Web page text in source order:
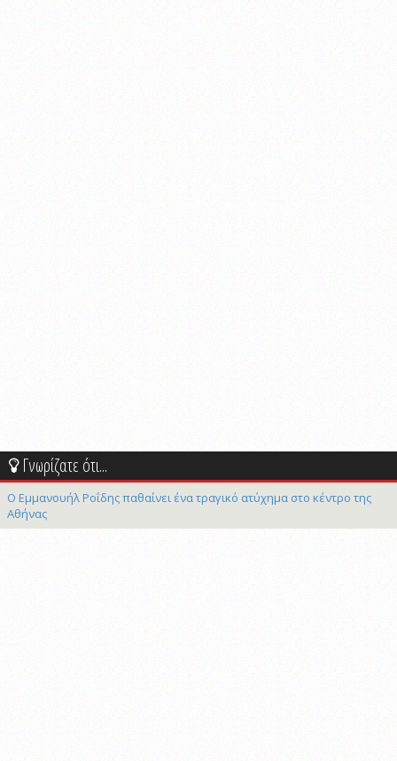
Γνωρίζατε ότι...
Ο Εμμανουήλ Ροΐδης παθαίνει ένα τραγικό ατύχημα στο κέντρο της
Αθήνας